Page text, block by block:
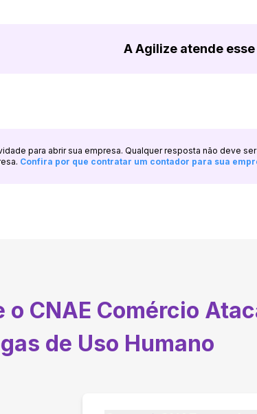
A Agilize atende esse
para abrir sua empresa. Qualquer resposta não deve
Confira por que contratar um contador para sua
CNAE Comércio
de Uso Humano